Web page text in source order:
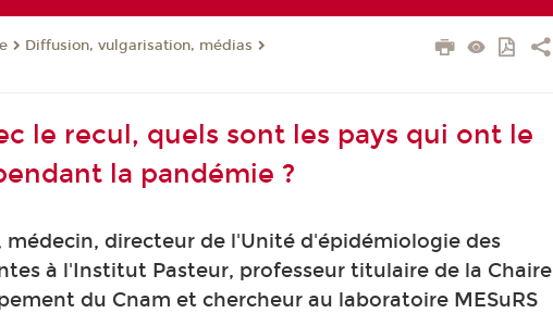
Diffusion, vulgarisation, médias
le recul, quels sont les pays qui ont le
la pandémie ?
directeur de l'Unité d'épidémiologie des
à l'Institut Pasteur, professeur titulaire de la Chaire
du Cnam et chercheur au laboratoire MESuRS